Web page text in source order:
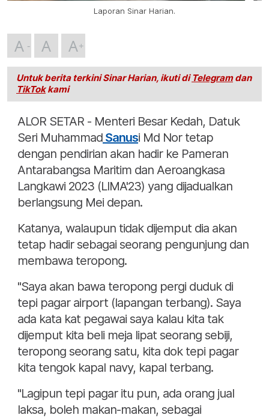
Laporan Sinar Harian.
A A A
Untuk berita terkini Sinar Harian, ikuti di Telegramdan
TikTokkami
ALOR SETAR - Menteri Besar Kedah, Datuk
Seri Muhammad Sanusi Md Nor tetap
dengan pendirian akan hadir ke Pameran
Antarabangsa Maritim dan Aeroangkasa
Langkawi 2023 (LIMA'23) yang dijadualkan
berlangsung Mei depan.
Katanya, walaupun tidak dijemput dia akan
tetap hadir sebagai seorang pengunjung dan
membawa teropong.
"Saya akan bawa teropong pergi duduk di
tepi pagar airport (lapangan terbang). Saya
ada kata kat pegawai saya kalau kita tak
dijemput kita beli meja lipat seorang sebiji,
teropong seorang satu, kita dok tepi pagar
kita tengok kapal navy, kapal terbang.
"Lagipun tepi pagar itu pun, ada orang jual
laksa, boleh makan-makan, sebagai